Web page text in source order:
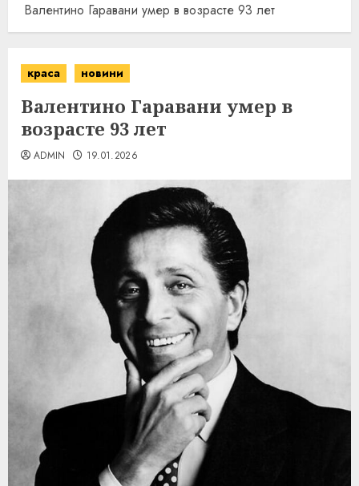
Валентино Гаравани умер в возрасте 93 лет
краса новини
Валентино Гаравани умер в
возрасте 93 лет
ADMIN 19.01.2026